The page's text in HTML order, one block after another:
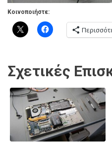
Κοινοποιήστε:
Σχετικές